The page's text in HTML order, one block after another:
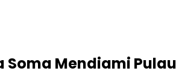
Soma Mendiami